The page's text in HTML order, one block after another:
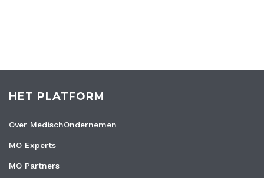
HET PLATFORM
Over MedischOndernemen
MO Experts
MO Partners